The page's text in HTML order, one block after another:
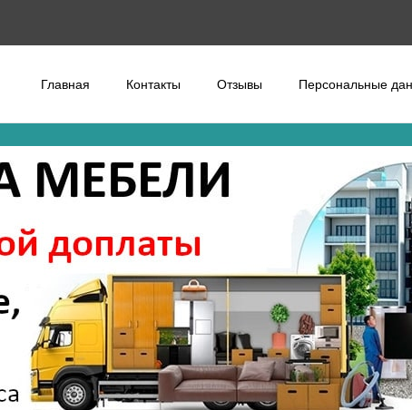
Главная Контакты Отзывы Персональные